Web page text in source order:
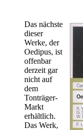
Das nächste
dieser
Werke, der
Oedipus, ist
offenbar
derzeit gar
nicht auf
dem
Tonträger-
Markt
erhältlich.
Das Werk,